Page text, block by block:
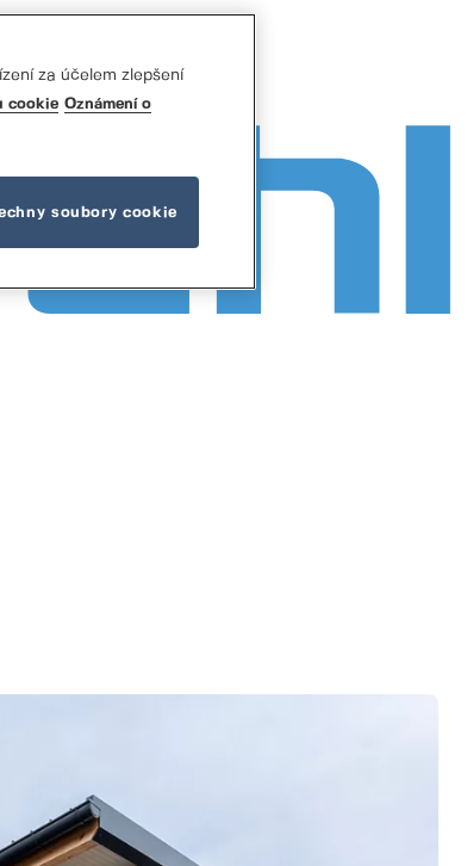
za účelem zlepšení
cookie Oznámení o
soubory cookie